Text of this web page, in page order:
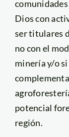
Dios con
ser titulares
no con el
minería y/o
potencial
región.